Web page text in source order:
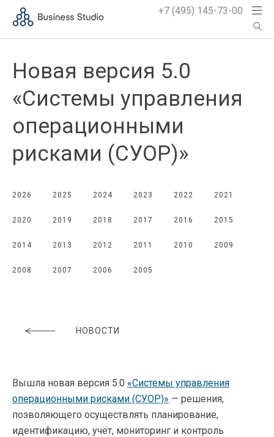
+7 (495) 145-73-00
Новая версия 5.0
«Системы управления
операционными
рисками (СУОР)»
2026 2025 2024 2023 2022 2021
2020 2019 2018 2017 2016 2015
2014 2013 2012 2011 2010 2009
2008 2007 2006 2005
НОВОСТИ
Вышла новая версия 5.0 «Системы управления
операционными рисками (СУОР)» — решения,
позволяющего осуществлять планирование,
идентификацию, учёт, мониторинг и контроль